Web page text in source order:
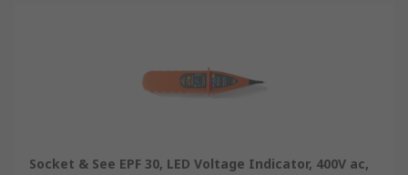
Socket & See EPF 30, LED Voltage Indicator, 400V ac,